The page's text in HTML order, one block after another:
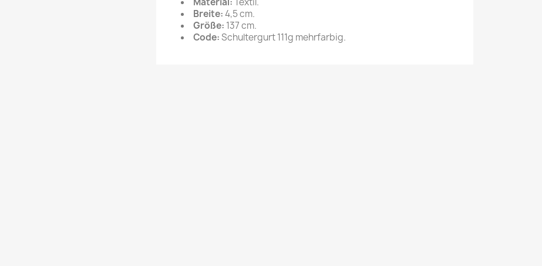
Breite:4,5 cm.
Größe: 137 cm.
Code:Schultergurt 111g mehrfarbig.